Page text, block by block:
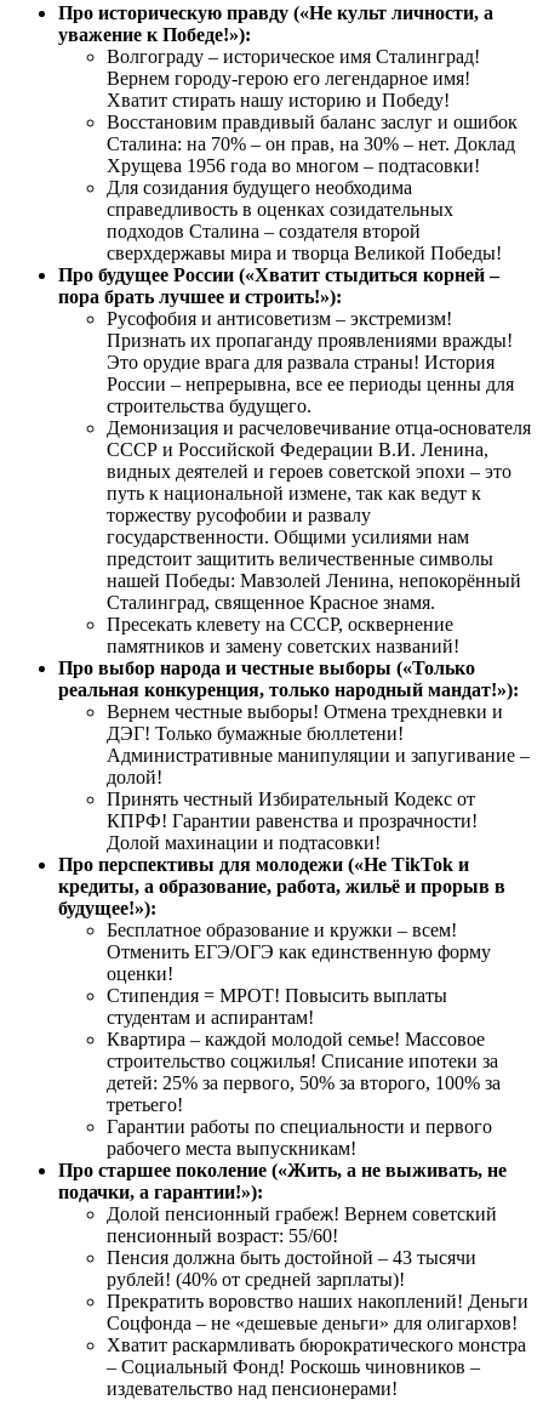
Про историческую правду («Не культ личности, а
уважение к Победе!»):
Волгограду – историческое имя Сталинград!
Вернем городу-герою его легендарное имя!
Хватит стирать нашу историю и Победу!
Восстановим правдивый баланс заслуг и ошибок
Сталина: на 70% – он прав, на 30% – нет. Доклад
Хрущева 1956 года во многом – подтасовки!
Для созидания будущего необходима
справедливость в оценках созидательных
подходов Сталина – создателя второй
сверхдержавы мира и творца Великой Победы!
Про будущее России («Хватит стыдиться корней –
пора брать лучшее и строить!»):
Русофобия и антисоветизм – экстремизм!
Признать их пропаганду проявлениями вражды!
Это орудие врага для развала страны! История
России – непрерывна, все ее периоды ценны для
строительства будущего.
Демонизация и расчеловечивание отца-основателя
СССР и Российской Федерации В.И. Ленина,
видных деятелей и героев советской эпохи – это
путь к национальной измене, так как ведут к
торжеству русофобии и развалу
государственности. Общими усилиями нам
предстоит защитить величественные символы
нашей Победы: Мавзолей Ленина, непокорённый
Сталинград, священное Красное знамя.
Пресекать клевету на СССР, осквернение
памятников и замену советских названий!
Про выбор народа и честные выборы («Только
реальная конкуренция, только народный мандат!»):
Вернем честные выборы! Отмена трехдневки и
ДЭГ! Только бумажные бюллетени!
Административные манипуляции и запугивание –
долой!
Принять честный Избирательный Кодекс от
КПРФ! Гарантии равенства и прозрачности!
Долой махинации и подтасовки!
Про перспективы для молодежи («Не TikTok и
кредиты, а образование, работа, жильё и прорыв в
будущее!»):
Бесплатное образование и кружки – всем!
Отменить ЕГЭ/ОГЭ как единственную форму
оценки!
Стипендия = МРОТ! Повысить выплаты
студентам и аспирантам!
Квартира – каждой молодой семье! Массовое
строительство соцжилья! Списание ипотеки за
детей: 25% за первого, 50% за второго, 100% за
третьего!
Гарантии работы по специальности и первого
рабочего места выпускникам!
Про старшее поколение («Жить, а не выживать, не
подачки, а гарантии!»):
Долой пенсионный грабеж! Вернем советский
пенсионный возраст: 55/60!
Пенсия должна быть достойной – 43 тысячи
рублей! (40% от средней зарплаты)!
Прекратить воровство наших накоплений! Деньги
Соцфонда – не «дешевые деньги» для олигархов!
Хватит раскармливать бюрократического монстра
– Социальный Фонд! Роскошь чиновников –
издевательство над пенсионерами!